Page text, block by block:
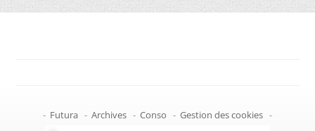
- Futura - Archives - Conso - Gestion des cookies -